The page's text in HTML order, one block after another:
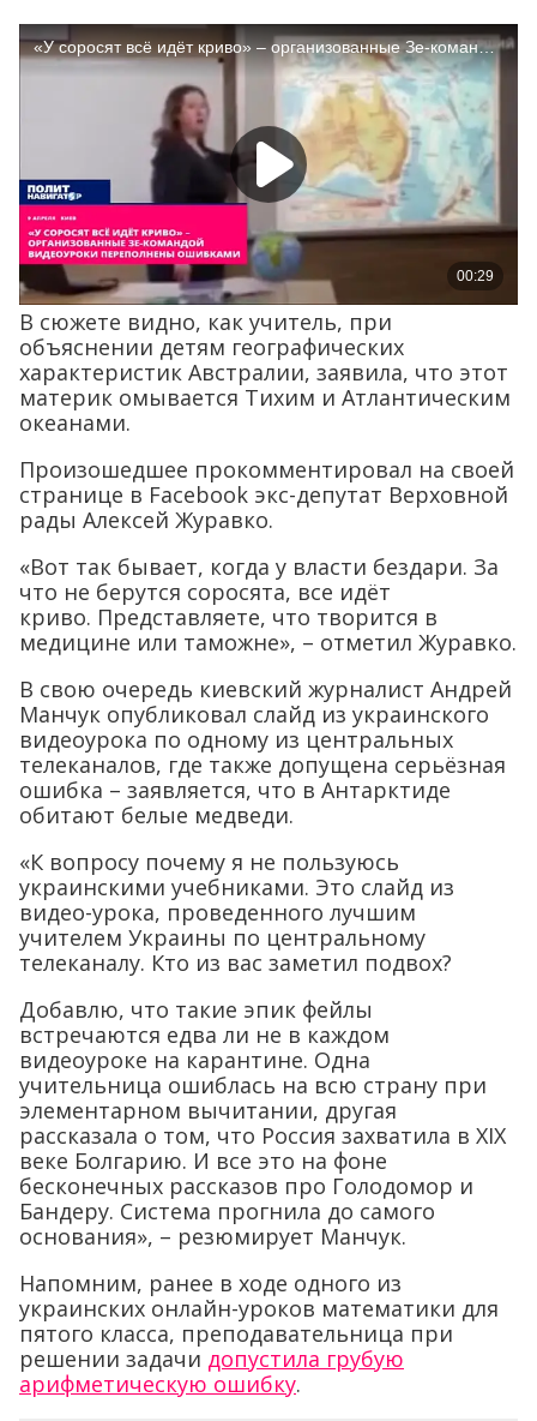
В сюжете видно, как учитель, при
объяснении детям географических
характеристик Австралии, заявила, что этот
материк омывается Тихим и Атлантическим
океанами.
Произошедшее прокомментировал на своей
странице в Facebook экс-депутат Верховной
рады Алексей Журавко.
«Вот так бывает, когда у власти бездари. За
что не берутся соросята, все идёт
криво. Представляете, что творится в
медицине или таможне», – отметил Журавко.
В свою очередь киевский журналист Андрей
Манчук опубликовал слайд из украинского
видеоурока по одному из центральных
телеканалов, где также допущена серьёзная
ошибка – заявляется, что в Антарктиде
обитают белые медведи.
«К вопросу почему я не пользуюсь
украинскими учебниками. Это слайд из
видео-урока, проведенного лучшим
учителем Украины по центральному
телеканалу. Кто из вас заметил подвох?
Добавлю, что такие эпик фейлы
встречаются едва ли не в каждом
видеоуроке на карантине. Одна
учительница ошиблась на всю страну при
элементарном вычитании, другая
рассказала о том, что Россия захватила в XIX
веке Болгарию. И все это на фоне
бесконечных рассказов про Голодомор и
Бандеру. Система прогнила до самого
основания», – резюмирует Манчук.
Напомним, ранее в ходе одного из
украинских онлайн-уроков математики для
пятого класса, преподавательница при
решении задачи допустила грубую
арифметическую ошибку.